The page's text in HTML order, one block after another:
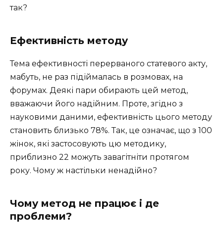
так?
Ефективність методу
Тема ефективності перерваного статевого акту,
мабуть, не раз підіймалась в розмовах, на
форумах. Деякі пари обирають цей метод,
вважаючи його надійним. Проте, згідно з
науковими даними, ефективність цього методу
становить близько 78%. Так, це означає, що з 100
жінок, які застосовують цю методику,
приблизно 22 можуть завагітніти протягом
року. Чому ж настільки ненадійно?
Чому метод не працює і де
проблеми?